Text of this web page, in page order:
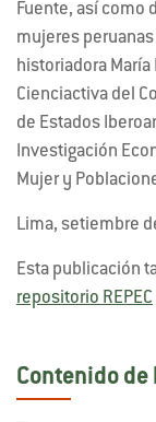
Fuente, así como
mujeres
historiadora
Cienciactiva del
de Estados
Investigación
Mujer y
Lima, setiembre
Esta publicación
repositorio REPEC
Contenido